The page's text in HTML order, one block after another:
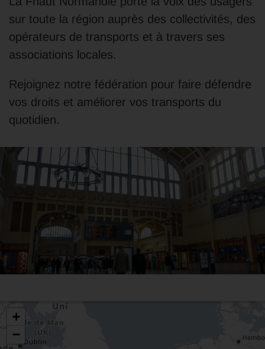
sur toute la région auprès des collectivités, des
opérateurs de transports et à travers ses
associations locales.
Rejoignez notre fédération pour faire défendre
vos droits et améliorer vos transports du
quotidien.
+
−